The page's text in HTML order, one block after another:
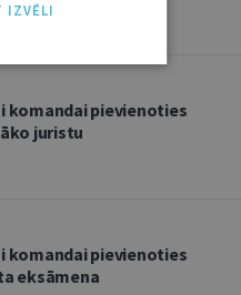
komandai pievienoties
juristu
komandai pievienoties
eksāmena
IZVĒLI